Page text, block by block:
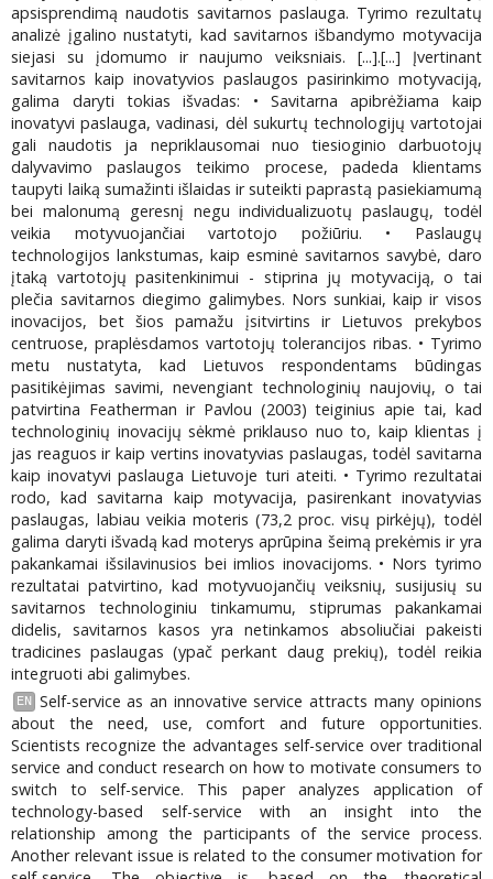
apsisprendimą naudotis savitarnos paslauga. Tyrimo rezultatų
analizė įgalino nustatyti, kad savitarnos išbandymo motyvacija
siejasi su įdomumo ir naujumo veiksniais. [...].[...] Įvertinant
savitarnos kaip inovatyvios paslaugos pasirinkimo motyvaciją,
galima daryti tokias išvadas: • Savitarna apibrėžiama kaip
inovatyvi paslauga, vadinasi, dėl sukurtų technologijų vartotojai
gali naudotis ja nepriklausomai nuo tiesioginio darbuotojų
dalyvavimo paslaugos teikimo procese, padeda klientams
taupyti laiką sumažinti išlaidas ir suteikti paprastą pasiekiamumą
bei malonumą geresnį negu individualizuotų paslaugų, todėl
veikia motyvuojančiai vartotojo požiūriu. • Paslaugų
technologijos lankstumas, kaip esminė savitarnos savybė, daro
įtaką vartotojų pasitenkinimui - stiprina jų motyvaciją, o tai
plečia savitarnos diegimo galimybes. Nors sunkiai, kaip ir visos
inovacijos, bet šios pamažu įsitvirtins ir Lietuvos prekybos
centruose, praplėsdamos vartotojų tolerancijos ribas. • Tyrimo
metu nustatyta, kad Lietuvos respondentams būdingas
pasitikėjimas savimi, nevengiant technologinių naujovių, o tai
patvirtina Featherman ir Pavlou (2003) teiginius apie tai, kad
technologinių inovacijų sėkmė priklauso nuo to, kaip klientas į
jas reaguos ir kaip vertins inovatyvias paslaugas, todėl savitarna
kaip inovatyvi paslauga Lietuvoje turi ateiti. • Tyrimo rezultatai
rodo, kad savitarna kaip motyvacija, pasirenkant inovatyvias
paslaugas, labiau veikia moteris (73,2 proc. visų pirkėjų), todėl
galima daryti išvadą kad moterys aprūpina šeimą prekėmis ir yra
pakankamai išsilavinusios bei imlios inovacijoms. • Nors tyrimo
rezultatai patvirtino, kad motyvuojančių veiksnių, susijusių su
savitarnos technologiniu tinkamumu, stiprumas pakankamai
didelis, savitarnos kasos yra netinkamos absoliučiai pakeisti
tradicines paslaugas (ypač perkant daug prekių), todėl reikia
integruoti abi galimybes.
EN
Self-service as an innovative service attracts many opinions
about the need, use, comfort and future opportunities.
Scientists recognize the advantages self-service over traditional
service and conduct research on how to motivate consumers to
switch to self-service. This paper analyzes application of
technology-based self-service with an insight into the
relationship among the participants of the service process.
Another relevant issue is related to the consumer motivation for